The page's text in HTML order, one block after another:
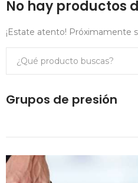
No hay productos
¡Estate atento! Próximamente
Grupos de presión